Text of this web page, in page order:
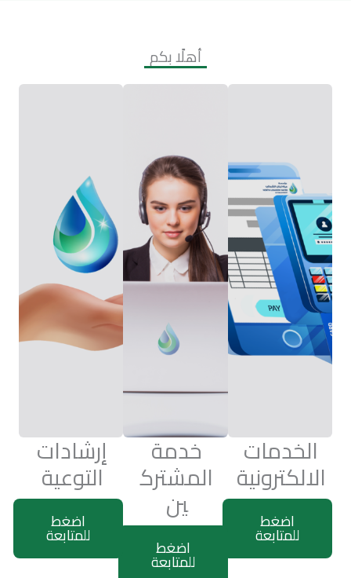
أهلًا بكم
الخدمات
الالكترونية
اضغط
للمتابعة
خدمة
المشترك
ين
اضغط
للمتابعة
إرشادات
التوعية
اضغط
للمتابعة